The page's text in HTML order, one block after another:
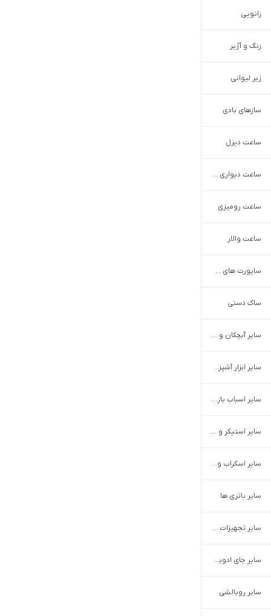
زانویی
زنگ و آژیر
زیر لیوانی
سازهای بادی
ساعت دیزل
ساعت دیواری اساس برند
ساعت رومیزی
ساعت والار
ساپورت های طبی
ساک دستی
سایر آبچکان و جاظرفی
سایر ابزار آشپزخانه
سایر اسباب بازی و سرگرمی
سایر استیکر و پوستر
سایر اسکراب و لایه بردار
سایر باتری ها
سایر تجهیزات سلامتی
سایر جای ادویه و پاسماوری
سایر روبالشی